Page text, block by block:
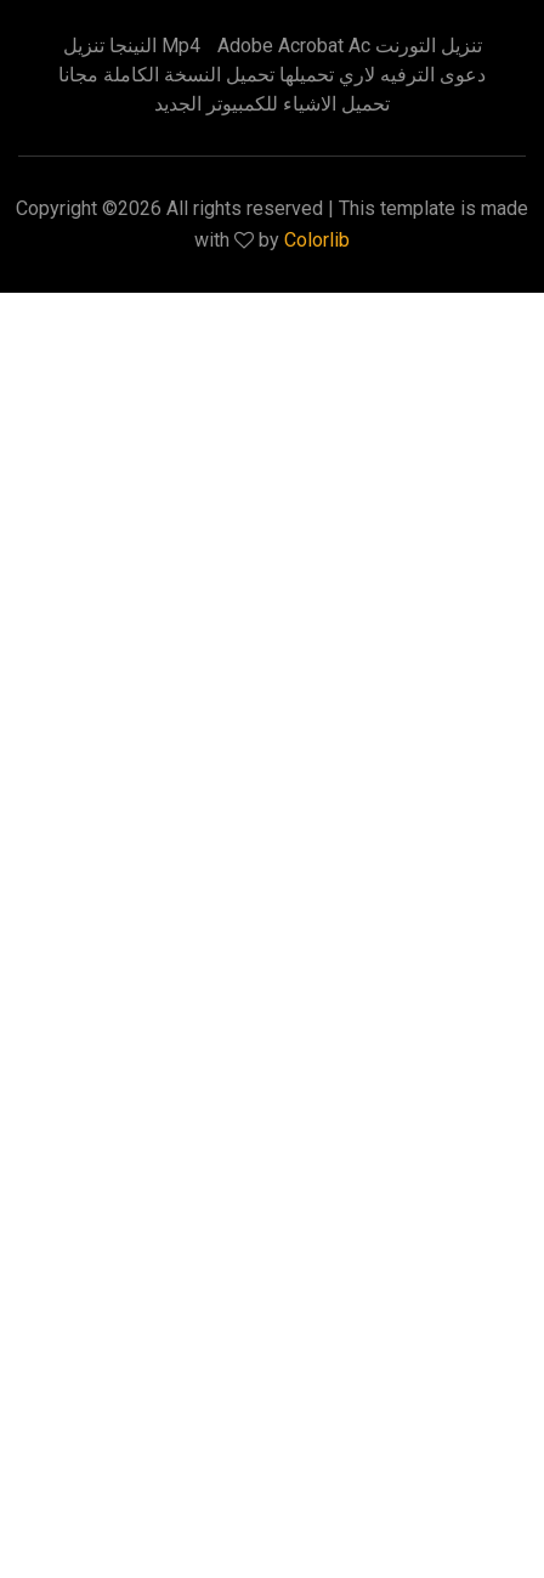
النينجا تنزيل Mp4
Adobe Acrobat Ac تنزيل التورنت
دعوى الترفيه لاري تحميلها تحميل النسخة الكاملة مجانا
تحميل الاشياء للكمبيوتر الجديد
Copyright ©2026 All rights reserved | This template is made
with
by Colorlib